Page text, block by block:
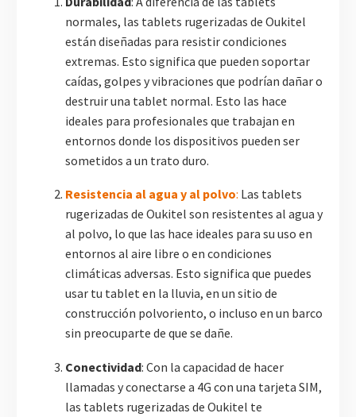
normales, las tablets rugerizadas de Oukitel
están diseñadas para resistir condiciones
extremas. Esto significa que pueden soportar
caídas, golpes y vibraciones que podrían dañar o
destruir una tablet normal. Esto las hace
ideales para profesionales que trabajan en
entornos donde los dispositivos pueden ser
sometidos a un trato duro.
Resistencia al agua y al polvo: Las tablets
rugerizadas de Oukitel son resistentes al agua y
al polvo, lo que las hace ideales para su uso en
entornos al aire libre o en condiciones
climáticas adversas. Esto significa que puedes
usar tu tablet en la lluvia, en un sitio de
construcción polvoriento, o incluso en un barco
sin preocuparte de que se dañe.
Conectividad: Con la capacidad de hacer
llamadas y conectarse a 4G con una tarjeta SIM,
las tablets rugerizadas de Oukitel te